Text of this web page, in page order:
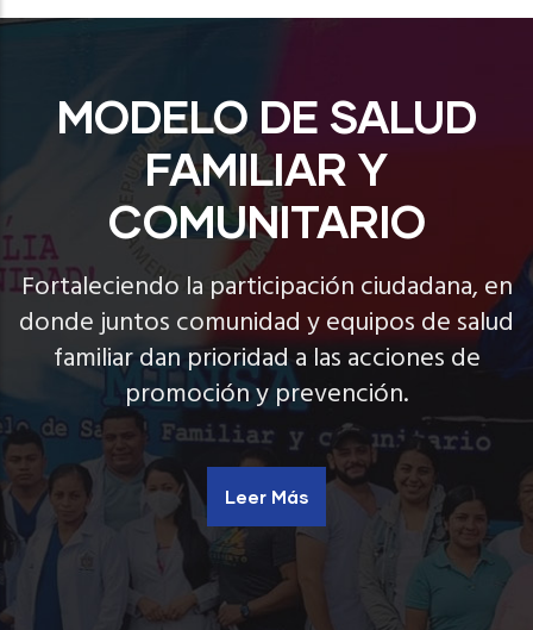
MODELO DE SALUD
FAMILIAR Y
COMUNITARIO
Fortaleciendo la participación ciudadana, en
donde juntos comunidad y equipos de salud
familiar dan prioridad a las acciones de
promoción y prevención.
Leer Más